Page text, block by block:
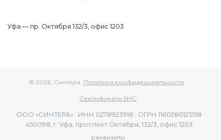
Уфа — пр. Октября 132/3, офис 1203
© 2026, Синтера. Политика конфиденциальности ·
Сертификаты SMC
ООО «СИНТЕРА» · ИНН 0278923918 · ОГРН 1160280125158 ·
450098, г. Уфа, проспект Октября, 132/3, офис 1203 ·
реквизиты